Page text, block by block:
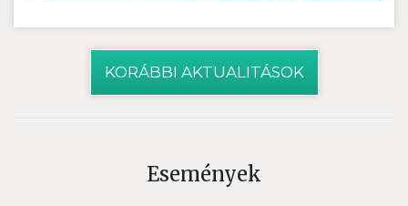
KORÁBBI AKTUALITÁSOK
Események